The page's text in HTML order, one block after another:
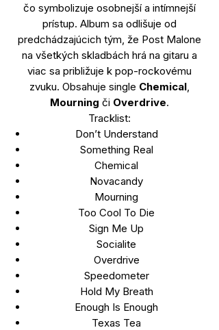
čo symbolizuje osobnejší a intímnejší
prístup. Album sa odlišuje od
predchádzajúcich tým, že Post Malone
na všetkých skladbách hrá na gitaru a
viac sa približuje k pop-rockovému
zvuku. Obsahuje single Chemical,
Mourning či Overdrive.
Tracklist:
Don’t Understand
Something Real
Chemical
Novacandy
Mourning
Too Cool To Die
Sign Me Up
Socialite
Overdrive
Speedometer
Hold My Breath
Enough Is Enough
Texas Tea